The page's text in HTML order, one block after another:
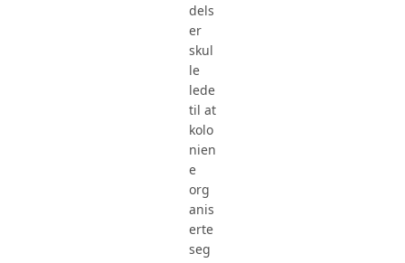
dels
er
skul
le
lede
til at
kolo
nien
e
org
anis
erte
seg